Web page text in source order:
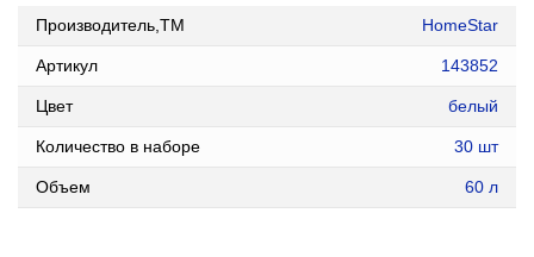
Производитель,ТМ HomeStar
Артикул 143852
Цвет белый
Количество в наборе 30 шт
Объем 60 л